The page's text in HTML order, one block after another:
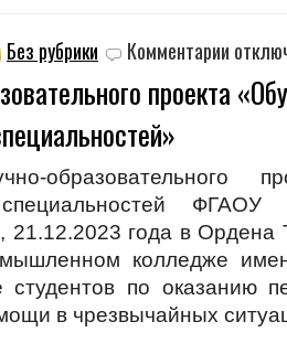
Без рубрики Комментарии записи
проекта
образовательного
специальностей
21.12.2023 года в Ордена
колледже
по оказанию
в чрезвычайных